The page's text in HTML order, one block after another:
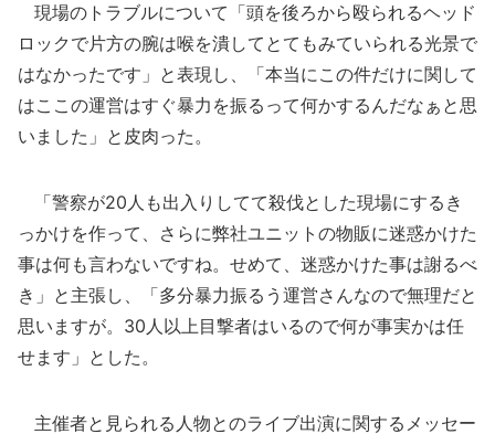
現場のトラブルについて「頭を後ろから殴られるヘッド
ロックで片方の腕は喉を潰してとてもみていられる光景で
はなかったです」と表現し、「本当にこの件だけに関して
はここの運営はすぐ暴力を振るって何かするんだなぁと思
いました」と皮肉った。
「警察が20人も出入りしてて殺伐とした現場にするき
っかけを作って、さらに弊社ユニットの物販に迷惑かけた
事は何も言わないですね。せめて、迷惑かけた事は謝るべ
き」と主張し、「多分暴力振るう運営さんなので無理だと
思いますが。30人以上目撃者はいるので何が事実かは任
せます」とした。
主催者と見られる人物とのライブ出演に関するメッセー